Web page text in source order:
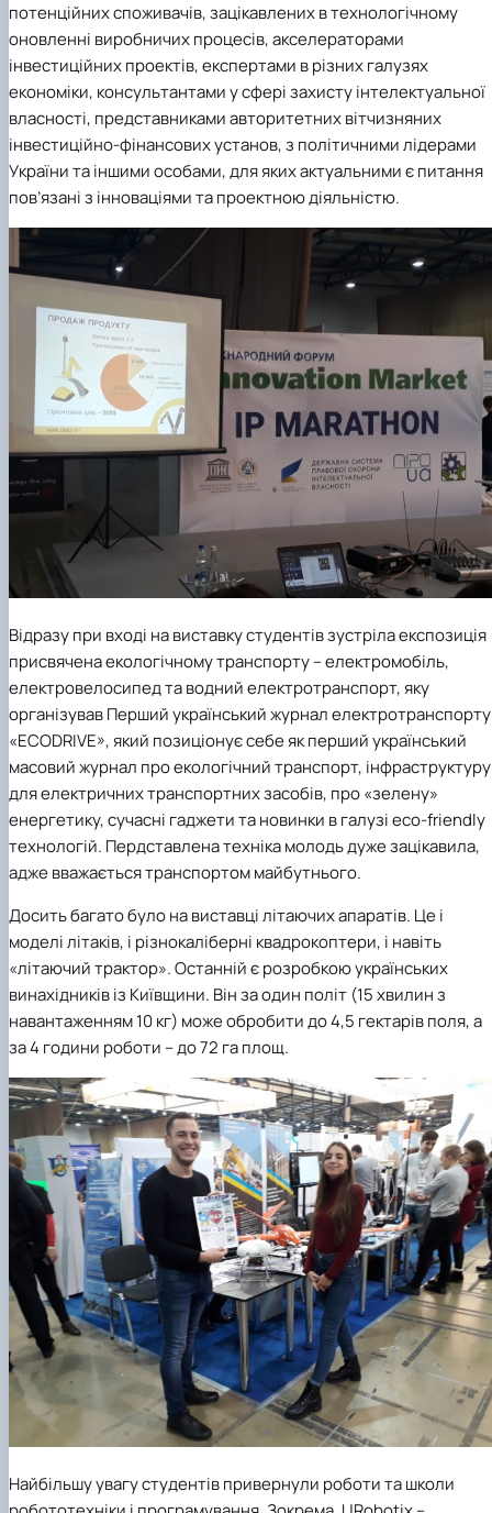
потенційних споживачів, зацікавлених в технологічному
оновленні виробничих процесів, акселераторами
інвестиційних проектів, експертами в різних галузях
економіки, консультантами у сфері захисту інтелектуальної
власності, представниками авторитетних вітчизняних
інвестиційно-фінансових установ, з політичними лідерами
України та іншими особами, для яких актуальними є питання
пов’язані з інноваціями та проектною діяльністю.
Відразу при вході на виставку студентів зустріла експозиція
присвячена екологічному транспорту – електромобіль,
електровелосипед та водний електротранспорт, яку
організував Перший український журнал електротранспорту
«ECODRIVE», який позиціонує себе як перший український
масовий журнал про екологічний транспорт, інфраструктуру
для електричних транспортних засобів, про «зелену»
енергетику, сучасні гаджети та новинки в галузі eco-friendly
технологій. Пердставлена техніка молодь дуже зацікавила,
адже вважається транспортом майбутнього.
Досить багато було на виставці літаючих апаратів. Це і
моделі літаків, і різнокаліберні квадрокоптери, і навіть
«літаючий трактор». Останній є розробкою українських
винахідників із Київщини. Він за один політ (15 хвилин з
навантаженням 10 кг) може обробити до 4,5 гектарів поля, а
за 4 години роботи – до 72 га площ.
Найбільшу увагу студентів привернули роботи та школи